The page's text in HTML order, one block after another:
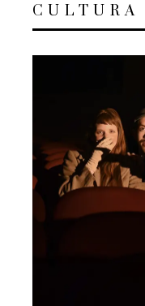
CULTURA